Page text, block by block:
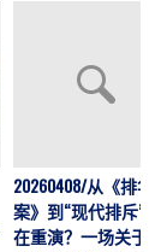
20260408/从《排华
案》到“现代排斥”历
在重演？一场关于“